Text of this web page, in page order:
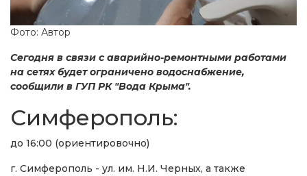
Фото: Автор
Сегодня в связи с аварийно-ремонтными работами
на сетях будет ограничено водоснабжение,
сообщили в ГУП РК "Вода Крыма".
Симферополь:
до 16:00 (ориентировочно)
г. Симферополь - ул. им. Н.И. Черных, а также